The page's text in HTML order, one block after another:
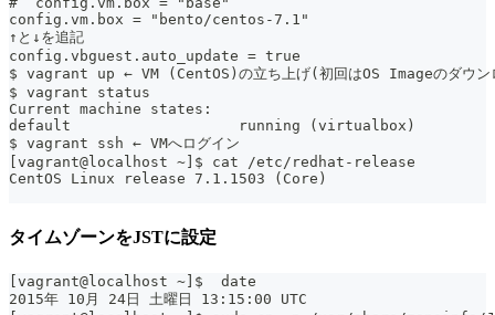
config.vm.box = "bento/centos-7.1"
↑と↓を追記
config.vbguest.auto_update = true
$ vagrant up ← VM (CentOS)の立ち上げ(初回はOS Imageのダウン
$ vagrant status
Current machine states:
default                   running (virtualbox)
$ vagrant ssh ← VMへログイン
[vagrant@localhost ~]$ cat /etc/redhat-release
CentOS Linux release 7.1.1503 (Core)
タイムゾーンをJSTに設定
[vagrant@localhost ~]$  date
2015年 10月 24日 土曜日 13:15:00 UTC